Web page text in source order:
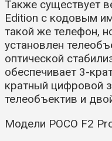
Также существует
Edition с кодовым
такой же телефон,
установлен
оптической
обеспечивает 3-
кратный цифровой
телеобъектив и
Модели POCO F2